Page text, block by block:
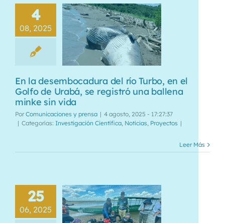
4
08, 2025
En la desembocadura del río Turbo, en el
Golfo de Urabá, se registró una ballena
minke sin vida
Por Comunicaciones y prensa | 4 agosto, 2025 - 17:27:37
| Categorías: Investigación Científica, Noticias, Proyectos |
Leer Más
25
06, 2025